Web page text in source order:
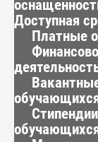
Доступная
Платные